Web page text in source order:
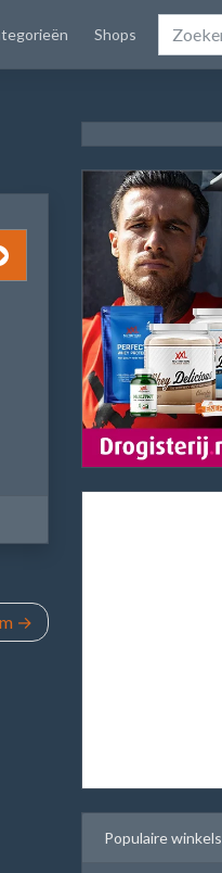
Shops
Populaire winkels